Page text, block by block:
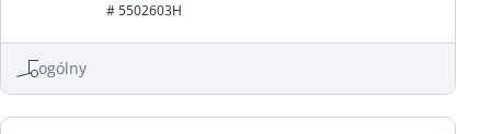
# 5502603H
ogólny